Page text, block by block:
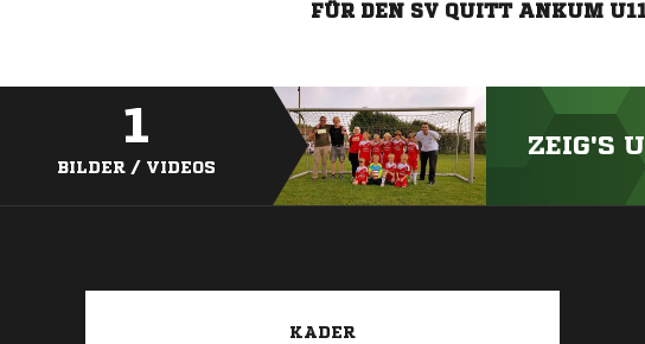
FÜR DEN SV QUITT ANKUM
1
BILDER / VIDEOS
ZEIG'S
KADER